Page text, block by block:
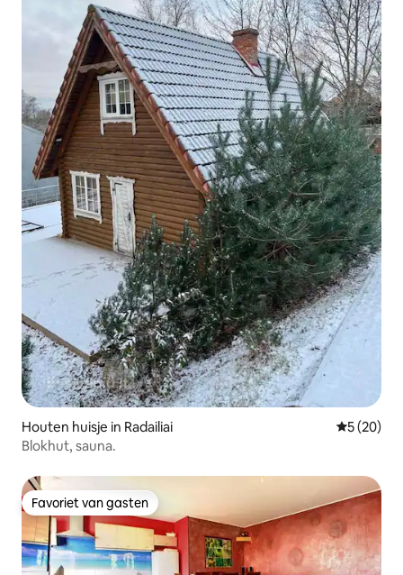
Houten huisje in Radailiai
5 (20)
Blokhut, sauna.
Favoriet van gasten
Favoriet van gasten